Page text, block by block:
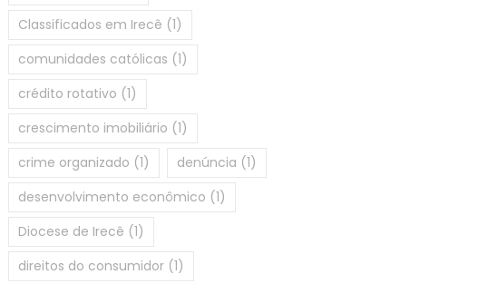
Classificados em Irecê (1)
comunidades católicas (1)
crédito rotativo (1)
crescimento imobiliário (1)
crime organizado (1) denúncia (1)
desenvolvimento econômico (1)
Diocese de Irecê (1)
direitos do consumidor (1)